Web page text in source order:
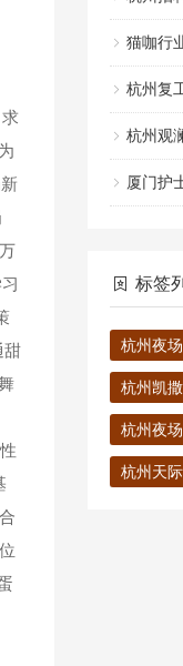
甜
猫咖行业
杭州复工
杭州观澜
厦门护士
标签
杭州夜
杭州凯
杭州夜
杭州天